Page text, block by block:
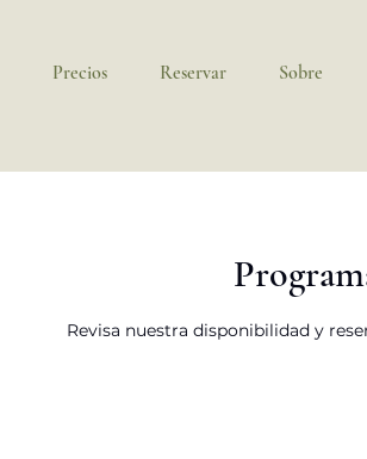
Precios Reservar Sobre
Revisa nuestra disponibilidad y